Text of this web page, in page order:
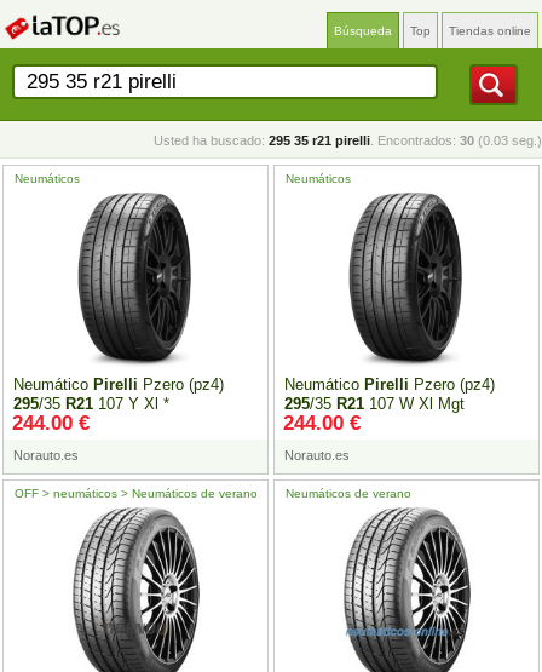
Búsqueda Top Tiendas online
Usted ha buscado: 295 35 r21 pirelli . Encontrados: 30 (0.03 seg.)
Neumático Pirelli Pzero (pz4)
295/35 R21 107 Y Xl *
Neumáticos
Norauto.es
244.00 €
Neumático Pirelli Pzero (pz4)
295/35 R21 107 W Xl Mgt
Neumáticos
Norauto.es
244.00 €
OFF > neumáticos > Neumáticos de verano Neumáticos de verano